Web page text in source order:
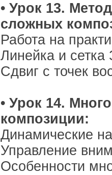
• Урок 13.
сложных
Работа на
Линейка и сетка
Сдвиг с точек
• Урок 14.
композиции:
Динамические
Управление
Особенности